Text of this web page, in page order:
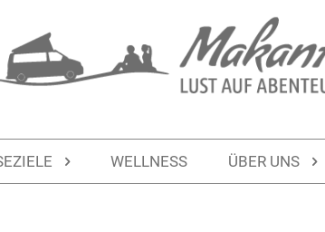
WELLNESS ÜBER UNS